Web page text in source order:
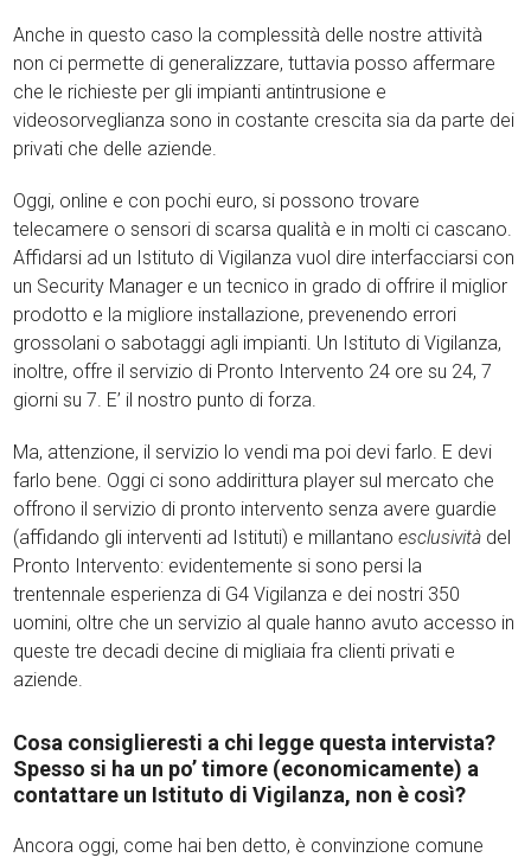
Anche in questo caso la complessità delle nostre attività
non ci permette di generalizzare, tuttavia posso affermare
che le richieste per gli impianti antintrusione e
videosorveglianza sono in costante crescita sia da parte dei
privati che delle aziende.
Oggi, online e con pochi euro, si possono trovare
telecamere o sensori di scarsa qualità e in molti ci cascano.
Affidarsi ad un Istituto di Vigilanza vuol dire interfacciarsi con
un Security Manager e un tecnico in grado di offrire il miglior
prodotto e la migliore installazione, prevenendo errori
grossolani o sabotaggi agli impianti. Un Istituto di Vigilanza,
inoltre, offre il servizio di Pronto Intervento 24 ore su 24, 7
giorni su 7. E’ il nostro punto di forza.
Ma, attenzione, il servizio lo vendi ma poi devi farlo. E devi
farlo bene. Oggi ci sono addirittura player sul mercato che
offrono il servizio di pronto intervento senza avere guardie
(affidando gli interventi ad Istituti) e millantanoesclusività del
Pronto Intervento: evidentemente si sono persi la
trentennale esperienza di G4 Vigilanza e dei nostri 350
uomini, oltre che un servizio al quale hanno avuto accesso in
queste tre decadi decine di migliaia fra clienti privati e
aziende.
Cosa consiglieresti a chi legge questa intervista?
Spesso si ha un po’ timore (economicamente) a
contattare un Istituto di Vigilanza, non è così?
Ancora oggi, come hai ben detto, è convinzione comune